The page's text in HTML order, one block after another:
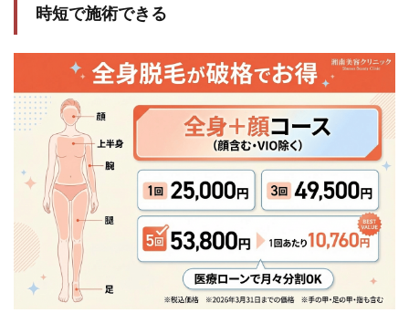
時短で施術できる